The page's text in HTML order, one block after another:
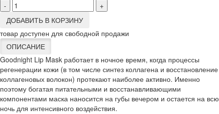
-
+
ДОБАВИТЬ В КОРЗИНУ
товар доступен для свободной продажи
ОПИСАНИЕ
Goodnight Lip Mask работает в ночное время, когда процессы
регенерации кожи (в том числе синтез коллагена и восстановление
коллагеновых волокон) протекают наиболее активно. Именно
поэтому богатая питательными и восстанавливающими
компонентами маска наносится на губы вечером и остается на всю
ночь для интенсивного воздействия.